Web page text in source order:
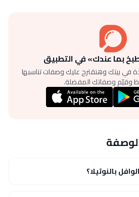
بما عندك» في التطبيق
في بيتك وهنقترح عليك وصفات تناسبها
وقيّم وصفاتك المفضلة.
بالنوتيلا؟